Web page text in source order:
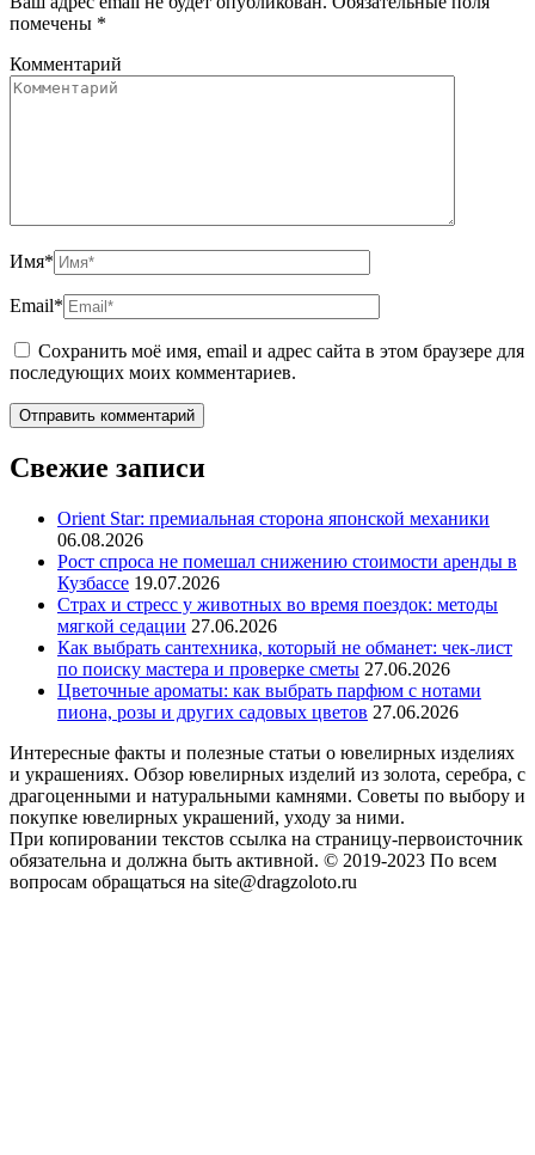
помечены *
Комментарий
Имя*
Email*
Сохранить моё имя, email и адрес сайта в этом браузере для
последующих моих комментариев.
Свежие записи
Orient Star: премиальная сторона японской механики
06.08.2026
Рост спроса не помешал снижению стоимости аренды в
Кузбассе 19.07.2026
Страх и стресс у животных во время поездок: методы
мягкой седации 27.06.2026
Как выбрать сантехника, который не обманет: чек-лист
по поиску мастера и проверке сметы 27.06.2026
Цветочные ароматы: как выбрать парфюм с нотами
пиона, розы и других садовых цветов 27.06.2026
Интересные факты и полезные статьи о ювелирных изделиях
и украшениях. Обзор ювелирных изделий из золота, серебра, с
драгоценными и натуральными камнями. Советы по выбору и
покупке ювелирных украшений, уходу за ними.
При копировании текстов ссылка на страницу-первоисточник
обязательна и должна быть активной. © 2019-2023 По всем
вопросам обращаться на site@dragzoloto.ru